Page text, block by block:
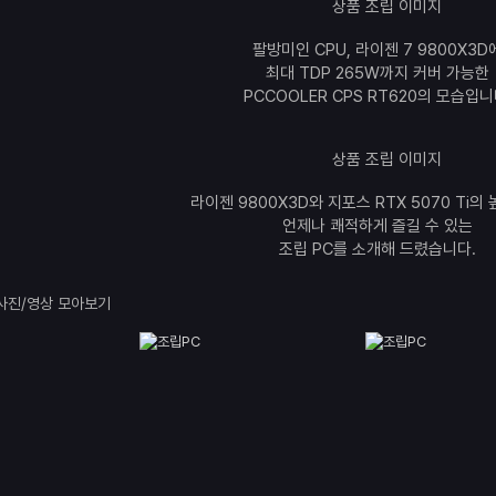
팔방미인 CPU, 라이젠 7 9800X3D
최대 TDP 265W까지 커버 가능한
PCCOOLER CPS RT620의 모습입니
라이젠 9800X3D와 지포스 RTX 5070 Ti의
언제나 쾌적하게 즐길 수 있는
조립 PC를 소개해 드렸습니다.
진/영상 모아보기